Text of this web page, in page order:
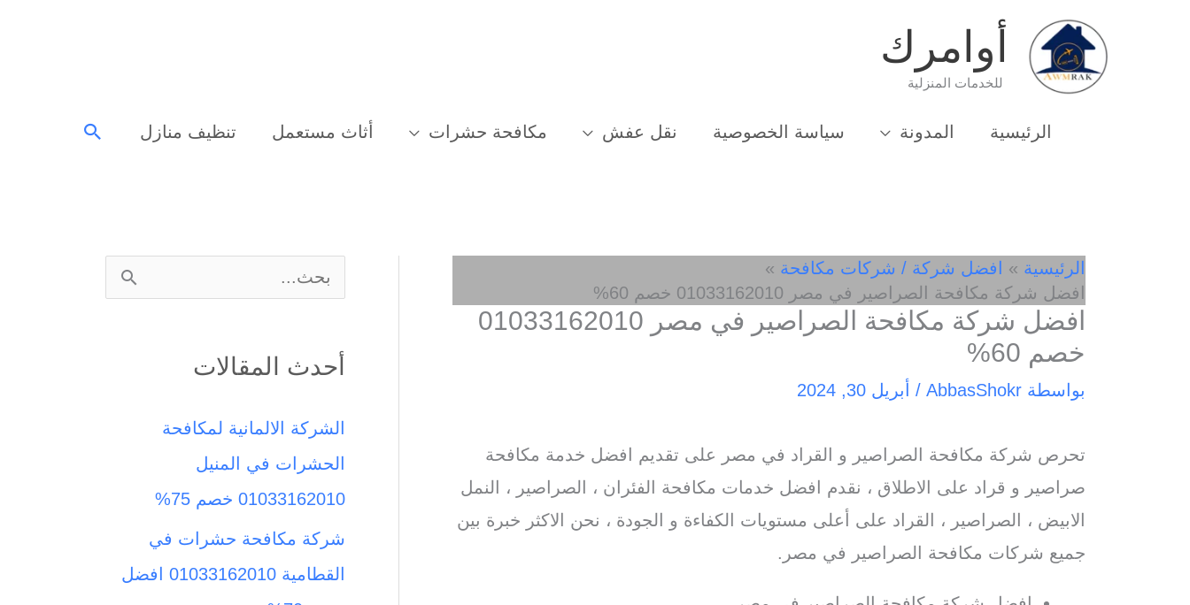
أوامرك
للخدمات المنزلية
الرئيسية المدونة سياسة الخصوصية نقل عفش مكافحة حشرات أثاث مستعمل تنظيف منازل البحث
الرئيسية
افضل شركة / شركات مكافحة
افضل شركة مكافحة الصراصير في مصر 01033162010 خصم 60%
افضل شركة مكافحة الصراصير في مصر 01033162010
خصم 60%
بواسطة AbbasShokr
/ أبريل 30, 2024
تحرص شركة مكافحة الصراصير و القراد في مصر على تقديم افضل خدمة مكافحة
صراصير و قراد على الاطلاق ، نقدم افضل خدمات مكافحة الفئران ، الصراصير ، النمل
الابيض ، الصراصير ، القراد على أعلى مستويات الكفاءة و الجودة ، نحن الاكثر خبرة بين
جميع شركات مكافحة الصراصير في مصر.
ب
ث
ع
ن
أحدث المقالات
الشركة الالمانية لمكافحة
الحشرات في المنيل
01033162010 خصم 75%
شركة مكافحة حشرات في
القطامية 01033162010 افضل